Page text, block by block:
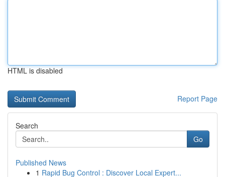
HTML is disabled
Report Page
Search
Go
Published News
1 Rapid Bug Control : Discover Local Expert...